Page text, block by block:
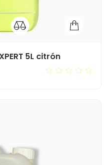
5L citrón